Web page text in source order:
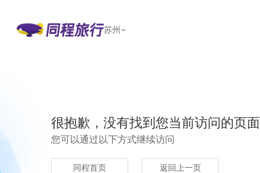
苏州
很抱歉，没有找到您当前访问的页面
您可以通过以下方式继续访问
同程首页 返回上一页